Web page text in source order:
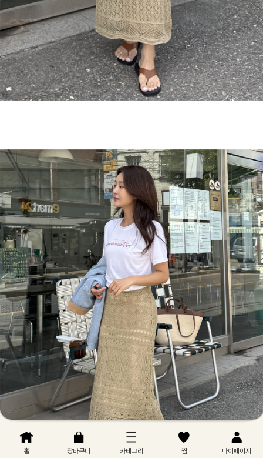
홈 장바구니 카테고리 찜 마이페이지